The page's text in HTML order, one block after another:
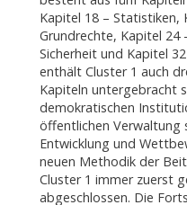
Kapitel 18 – Statistiken,
Grundrechte, Kapitel 24
Sicherheit und Kapitel
enthält Cluster 1 auch
Kapiteln untergebracht
demokratischen
öffentlichen Verwaltung
Entwicklung und
neuen Methodik der
Cluster 1 immer zuerst
abgeschlossen. Die